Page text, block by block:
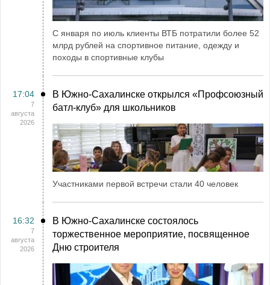
С января по июль клиенты ВТБ потратили более 52
млрд рублей на спортивное питание, одежду и
походы в спортивные клубы
17:04
7
августа
2026
В Южно-Сахалинске открылся «Профсоюзный
батл-клуб» для школьников
Участниками первой встречи стали 40 человек
16:32
7
августа
2026
В Южно-Сахалинске состоялось
торжественное мероприятие, посвященное
Дню строителя